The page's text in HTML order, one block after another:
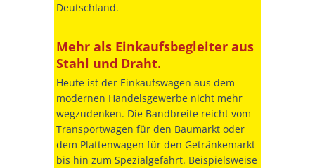
Deutschland.
Mehr als Einkaufsbegleiter aus
Stahl und Draht.
Heute ist der Einkaufswagen aus dem
modernen Handelsgewerbe nicht mehr
wegzudenken. Die Bandbreite reicht vom
Transportwagen für den Baumarkt oder
dem Plattenwagen für den Getränkemarkt
bis hin zum Spezialgefährt. Beispielsweise